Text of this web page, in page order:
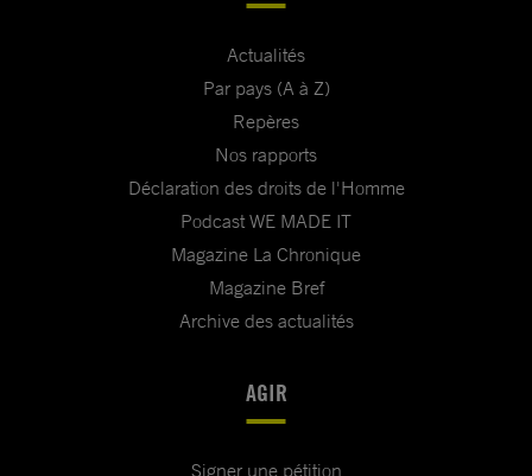
Actualités
Par pays (A à Z)
Repères
Nos rapports
Déclaration des droits de l'Homme
Podcast WE MADE IT
Magazine La Chronique
Magazine Bref
Archive des actualités
AGIR
Signer une pétition